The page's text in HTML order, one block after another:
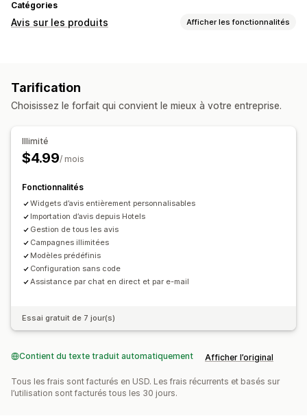
Catégories
Avis sur les produits Afficher les fonctionnalités
Mise en page en grille
Caractéristiques des avis
Pop-ups
Tarification
Choisissez le forfait qui convient le mieux à votre entreprise.
Illimité
$4.99/ mois
Fonctionnalités
Widgets d’avis entièrement personnalisables
Importation d’avis depuis Hotels
Gestion de tous les avis
Campagnes illimitées
Modèles prédéfinis
Configuration sans code
Assistance par chat en direct et par e-mail
Essai gratuit de 7 jour(s)
Contient du texte traduit automatiquement Afficher l’original
Tous les frais sont facturés en USD. Les frais récurrents et basés sur
l’utilisation sont facturés tous les 30 jours.